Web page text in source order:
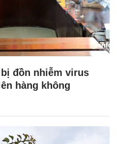
đồn nhiễm virus
hàng không